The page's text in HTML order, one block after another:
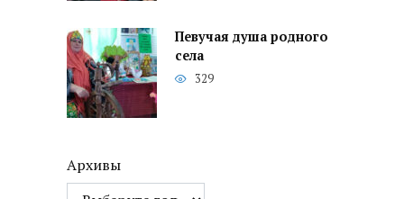
Певучая душа родного
села
329
Архивы